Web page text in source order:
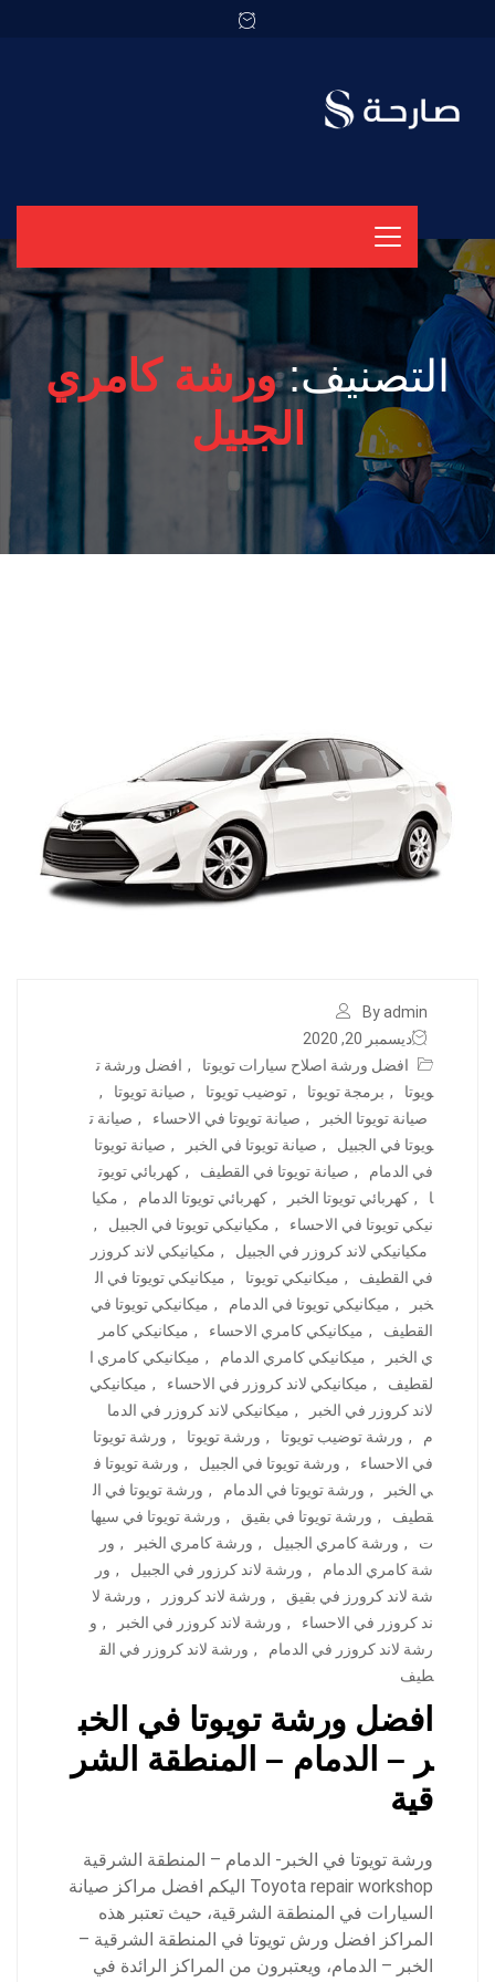
التصنيف:ورشة كامري
الجبيل
By admin
ديسمبر 20, 2020
افضل ورشة اصلاح سيارات تويوتا
, افضل ورشة ت
ويوتا
, برمجة تويوتا , توضيب تويوتا , صيانة تويوتا
,
صيانة تويوتا الخبر
, صيانة تويوتا في الاحساء , صيانة ت
ويوتا في الجبيل
, صيانة تويوتا في الخبر , صيانة تويوتا
في الدمام
, صيانة تويوتا في القطيف , كهربائي تويوت
ا
, كهربائي تويوتا الخبر , كهربائي تويوتا الدمام , مكيا
نيكي تويوتا في الاحساء
, مكيانيكي تويوتا في الجبيل
,
مكيانيكي لاند كروزر في الجبيل
, مكيانيكي لاند كروزر
في القطيف
, ميكانيكي تويوتا , ميكانيكي تويوتا في ال
خبر
, ميكانيكي تويوتا في الدمام , ميكانيكي تويوتا في
القطيف
, ميكانيكي كامري الاحساء , ميكانيكي كامر
ي الخبر
, ميكانيكي كامري الدمام , ميكانيكي كامري ا
لقطيف
, ميكانيكي لاند كروزر في الاحساء , ميكانيكي
لاند كروزر في الخبر
, ميكانيكي لاند كروزر في الدما
م
, ورشة توضيب تويوتا , ورشة تويوتا , ورشة تويوتا
في الاحساء
, ورشة تويوتا في الجبيل , ورشة تويوتا ف
ي الخبر
, ورشة تويوتا في الدمام , ورشة تويوتا في ال
قطيف
, ورشة تويوتا في بقيق , ورشة تويوتا في سيها
ت
, ورشة كامري الجبيل , ورشة كامري الخبر , ور
شة كامري الدمام
, ورشة لاند كرزور في الجبيل , ور
شة لاند كرورز في بقيق
, ورشة لاند كروزر , ورشة لا
ند كروزر في الاحساء
, ورشة لاند كروزر في الخبر , و
رشة لاند كروزر في الدمام
, ورشة لاند كروزر في الق
طيف
افضل ورشة تويوتا في الخب
ر – الدمام – المنطقة الشر
قية
ورشة تويوتا في الخبر- الدمام – المنطقة الشرقية
Toyota repair workshop اليكم افضل مراكز صيانة
السيارات في المنطقة الشرقية، حيث تعتبر هذه
المراكز افضل ورش تويوتا في المنطقة الشرقية –
الخبر – الدمام، ويعتبرون من المراكز الرائدة في